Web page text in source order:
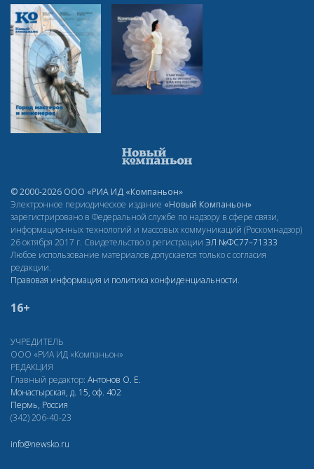
© 2000-2026 ООО «РИА ИД «Компаньон»
Электронное периодическое издание «Новый Компаньон»
зарегистрировано в Федеральной службе по надзору в сфере связи,
информационных технологий и массовых коммуникаций (Роскомнадзор)
26 октября 2017 г. Свидетельство о регистрации ЭЛ №ФС77–71333
Любое использование материалов допускается только с согласия
редакции.
Правовая информация и политика конфиденциальности.
16+
УЧРЕДИТЕЛЬ
ООО «РИА ИД «Компаньон»
РЕДАКЦИЯ
Главный редактор: Антонов О. Е.
Монастырская, д. 15, оф. 402
Пермь, Россия
(342) 206-40-23
info@newsko.ru